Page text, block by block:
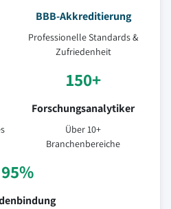
BBB-Akkreditierung
Professionelle Standards &
Zufriedenheit
150+
Forschungsanalytiker
Über 10+
Branchenbereiche
95%